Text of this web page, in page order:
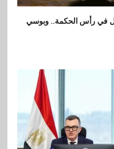
يكرم موظفيه
بعد تحقيق نتائج قياسية
إنتيسا سان باولو تحقق 5.6 مليار
ربح في النصف الأول
في رأس الحكمة.. وبوسي